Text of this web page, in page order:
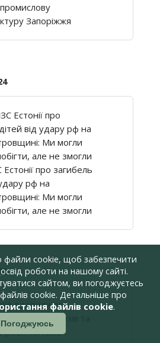
Запоріжжя
про загибель
рф на
Ми могли
але не змогли
файли cookie, щоб забезпечити
роботи на нашому сайті.
сайтом, ви погоджуєтесь
cookie. Детальніше про
файлів cookie.
Погоджуюсь